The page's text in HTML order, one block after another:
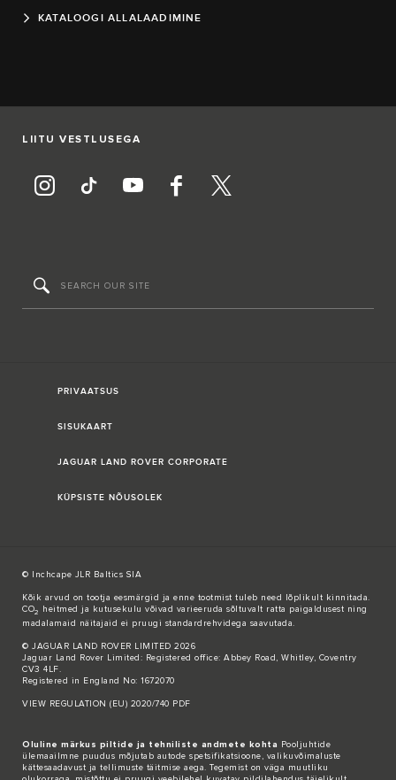
KATALOOGI ALLALAADIMINE
LIITU VESTLUSEGA
PRIVAATSUS
SISUKAART
JAGUAR LAND ROVER CORPORATE
KÜPSISTE NÕUSOLEK
© Inchcape JLR Baltics SIA
Kõik arvud on tootja eesmärgid ja enne tootmist tuleb need lõplikult kinnitada.
CO2
heitmed ja kutusekulu võivad varieeruda sõltuvalt ratta paigaldusest ning
madalamaid näitajaid ei pruugi standardrehvidega saavutada.
© JAGUAR LAND ROVER LIMITED 2026
Jaguar Land Rover Limited: Registered office: Abbey Road, Whitley, Coventry
CV3 4LF.
Registered in England No: 1672070
VIEW REGULATION (EU) 2020/740 PDF
Oluline märkus piltide ja tehniliste andmete kohta Pooljuhtide
ülemaailmne puudus mõjutab autode spetsifikatsioone, valikuvõimaluste
kättesaadavust ja tellimuste täitmise aega. Tegemist on väga muutliku